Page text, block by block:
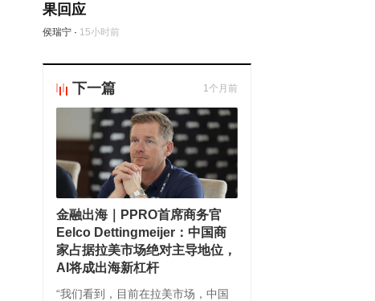
果回应
侯瑞宁 · 15小时前
下一篇 1个月前
金融出海｜PPRO首席商务官
Eelco Dettingmeijer：中国商
家占据拉美市场绝对主导地位，
AI将成出海新杠杆
“我们看到，目前在拉美市场，中国